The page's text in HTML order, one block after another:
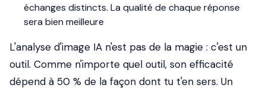
échanges distincts. La qualité de chaque réponse
sera bien meilleure
L'analyse d'image IA n'est pas de la magie : c'est un
outil. Comme n'importe quel outil, son efficacité
dépend à 50 % de la façon dont tu t'en sers. Un